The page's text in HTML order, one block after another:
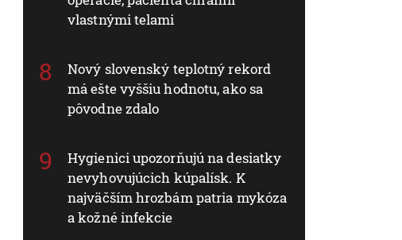
vlastnými telami
Nový slovenský teplotný rekord
má ešte vyššiu hodnotu, ako sa
pôvodne zdalo
Hygienici upozorňujú na desiatky
nevyhovujúcich kúpalísk. K
najväčším hrozbám patria mykóza
a kožné infekcie